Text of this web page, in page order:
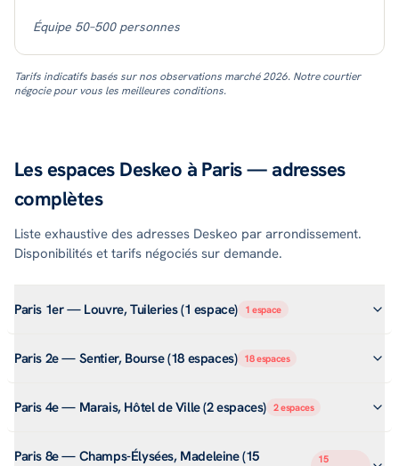
Équipe 50–500 personnes
Tarifs indicatifs basés sur nos observations marché 2026. Notre courtier
négocie pour vous les meilleures conditions.
Les espaces Deskeo à Paris — adresses
complètes
Liste exhaustive des adresses Deskeo par arrondissement.
Disponibilités et tarifs négociés sur demande.
Paris 1er — Louvre, Tuileries (1 espace) 1 espace
Paris 2e — Sentier, Bourse (18 espaces) 18espaces
Paris 4e — Marais, Hôtel de Ville (2 espaces) 2espaces
Paris 8e — Champs-Élysées, Madeleine (15
15